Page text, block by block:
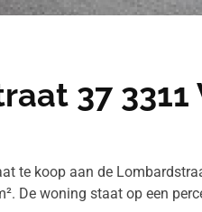
37
te koop aan de
De woning staat op een